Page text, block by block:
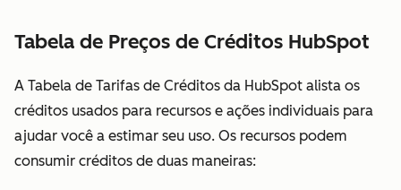
seus serviços
A HubSpot
confirmará,
negará ou
removerá
Tabela de Preços de Créditos HubSpot
A Tabela de Tarifas de Créditos da HubSpot alista os
créditos usados para recursos e ações individuais para
ajudar você a estimar seu uso. Os recursos podem
consumir créditos de duas maneiras: